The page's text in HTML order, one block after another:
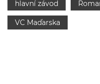
hlavní závod
VC Maďarska